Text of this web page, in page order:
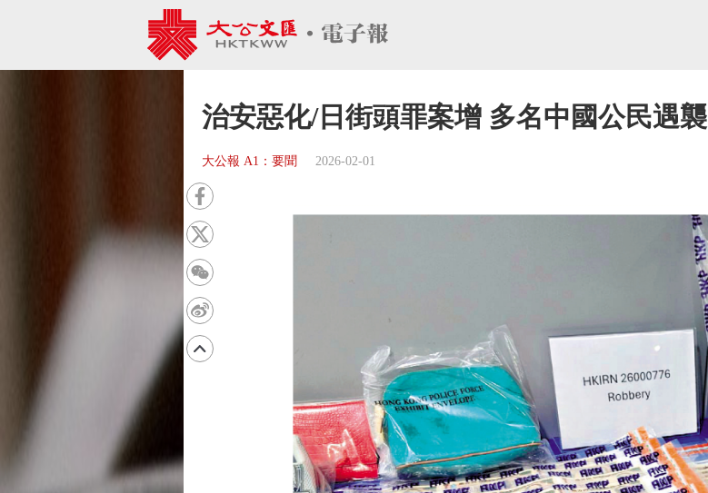
治安惡化/日街頭罪案增 多名中國公民遇襲
大公報 A1：要聞 2026-02-01